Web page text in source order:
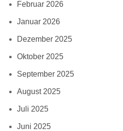
Februar 2026
Januar 2026
Dezember 2025
Oktober 2025
September 2025
August 2025
Juli 2025
Juni 2025